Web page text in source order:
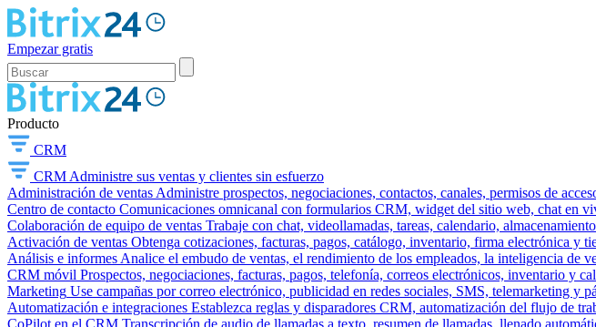
Empezar gratis
Producto
CRM
CRM Administre sus ventas y clientes sin esfuerzo
Administración de ventas Administre prospectos, negociaciones, contactos, canales, permisos de
Centro de contacto Comunicaciones omnicanal con formularios CRM, widget del sitio web, chat en
Colaboración de equipo de ventas Trabaje con chat, videollamadas, tareas, calendario,
Activación de ventas Obtenga cotizaciones, facturas, pagos, catálogo, inventario, firma electrónica y
Análisis e informes Analice el embudo de ventas, el rendimiento de los empleados, la inteligencia de
CRM móvil Prospectos, negociaciones, facturas, pagos, telefonía, correos electrónicos, inventario y
Marketing Use campañas por correo electrónico, publicidad en redes sociales, SMS, telemarketing y
Automatización e integraciones Establezca reglas y disparadores CRM, automatización del flujo de
CoPilot en el CRM Transcripción de audio de llamadas a texto, resumen de llamadas, llenado